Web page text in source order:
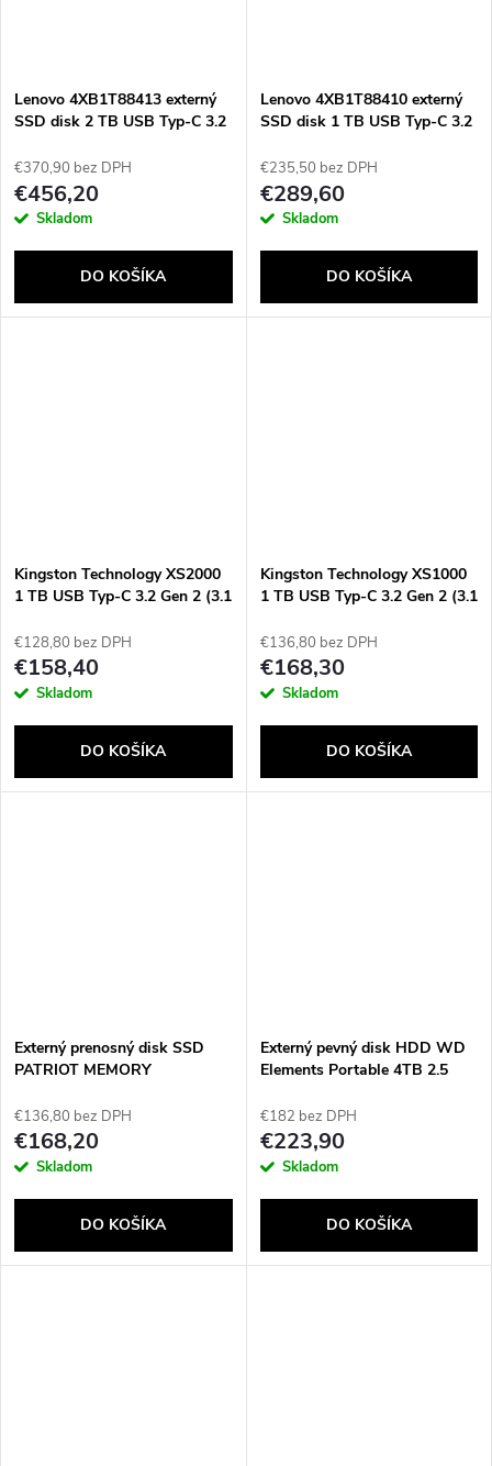
Lenovo 4XB1T88413 externý
SSD disk 2 TB USB Typ-C 3.2
€370,90 bez DPH
€456,20
Skladom
DO KOŠÍKA
Lenovo 4XB1T88410 externý
SSD disk 1 TB USB Typ-C 3.2
€235,50 bez DPH
€289,60
Skladom
DO KOŠÍKA
Kingston Technology XS2000
1 TB USB Typ-C 3.2 Gen 2 (3.1
€128,80 bez DPH
€158,40
Skladom
DO KOŠÍKA
Kingston Technology XS1000
1 TB USB Typ-C 3.2 Gen 2 (3.1
€136,80 bez DPH
€168,30
Skladom
DO KOŠÍKA
Externý prenosný disk SSD
PATRIOT MEMORY
Type-C 1000 MB/S
(PTPL1TBPEC) Červená
€136,80 bez DPH
€168,20
Skladom
DO KOŠÍKA
Externý pevný disk HDD WD
Elements Portable 4TB 2.5
€182 bez DPH
€223,90
Skladom
DO KOŠÍKA